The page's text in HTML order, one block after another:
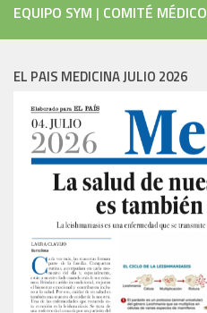
EQUIPO SYM | COMITÉ MÉDICO
EL PAIS MEDICINA JULIO 2026